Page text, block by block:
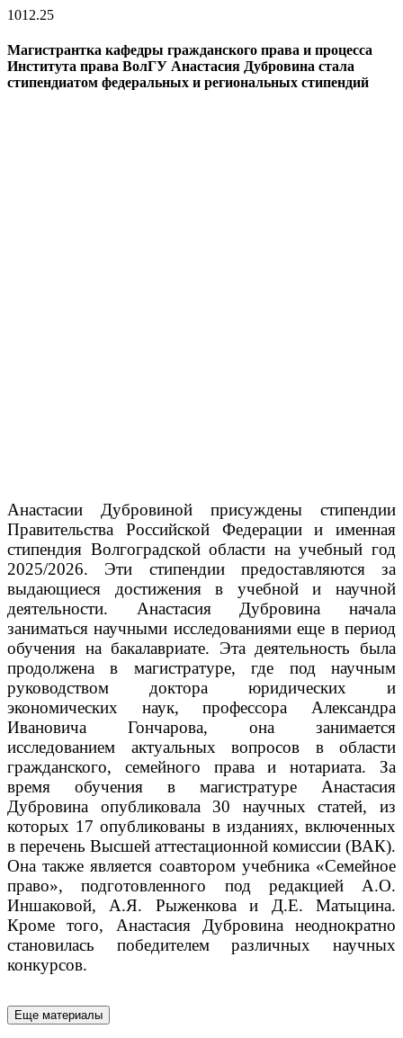
1012.25
Магистрантка кафедры гражданского права и процесса
Института права ВолГУ Анастасия Дубровина стала
стипендиатом федеральных и региональных стипендий
Анастасии Дубровиной присуждены стипендии
Правительства Российской Федерации и именная
стипендия Волгоградской области на учебный год
2025/2026. Эти стипендии предоставляются за
выдающиеся достижения в учебной и научной
деятельности. Анастасия Дубровина начала
заниматься научными исследованиями еще в период
обучения на бакалавриате. Эта деятельность была
продолжена в магистратуре, где под научным
руководством доктора юридических и
экономических наук, профессора Александра
Ивановича Гончарова, она занимается
исследованием актуальных вопросов в области
гражданского, семейного права и нотариата. За
время обучения в магистратуре Анастасия
Дубровина опубликовала 30 научных статей, из
которых 17 опубликованы в изданиях, включенных
в перечень Высшей аттестационной комиссии (ВАК).
Она также является соавтором учебника «Семейное
право», подготовленного под редакцией А.О.
Иншаковой, А.Я. Рыженкова и Д.Е. Матыцина.
Кроме того, Анастасия Дубровина неоднократно
становилась победителем различных научных
конкурсов.
Еще материалы